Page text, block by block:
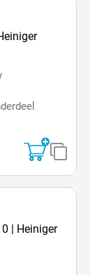
0 van 5 sterren
| Heiniger